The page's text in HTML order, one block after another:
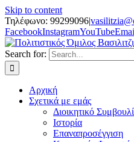
Skip to content
Τηλέφωνο: 99299096|
FacebookInstagramYouTube
Search for:
Αρχική
Σχετικά με εμάς
Διοικητικό
Ιστορία
Επαναπροσέγγιση